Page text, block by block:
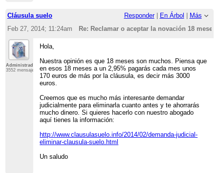
Cláusula suelo Responder| En Árbol
Más
Feb 27, 2014; 11:24am
Re: Reclamar o aceptar la novación 18
Administrador
3552 mensajes
Hola,
Nuestra opinión es que 18 meses son muchos. Piensa que
en esos 18 meses a un 2,95% pagarás cada mes unos
170 euros de más por la cláusula, es decir más 3000
euros.
Creemos que es mucho más interesante demandar
judicialmente para eliminarla cuanto antes y te ahorrarás
mucho dinero. Si quieres hacerlo con nuestro abogado
aquí tienes la información:
http://www.clausulasuelo.info/2014/02/demanda-judicial-
eliminar-clausula-suelo.html
Un saludo